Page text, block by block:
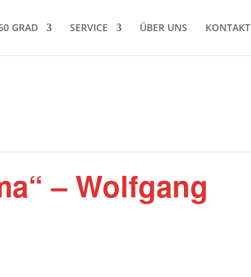
GRAD SERVICE ÜBER UNS KONTAKT
– Wolfgang